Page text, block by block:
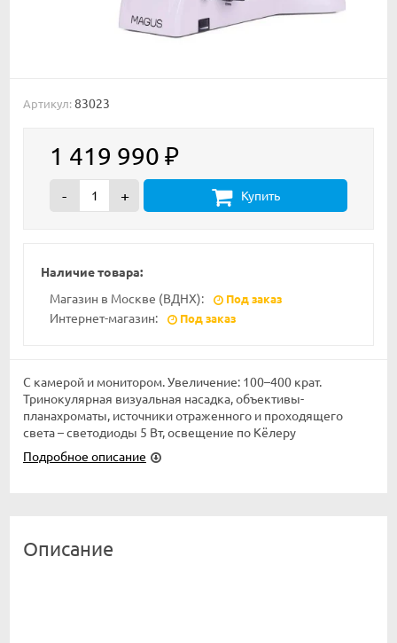
Артикул: 83023
1 419 990 ₽
- + Купить
Наличие товара:
Магазин в Москве (ВДНХ):
Под заказ
Интернет-магазин: Под заказ
С камерой и монитором. Увеличение: 100–400 крат.
Тринокулярная визуальная насадка, объективы-
планахроматы, источники отраженного и проходящего
света – светодиоды 5 Вт, освещение по Кёлеру
Подробное описание
Описание